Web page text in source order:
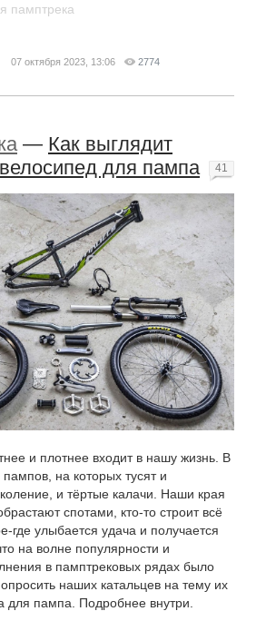
памптрека
07 октября 2023, 13:06 2774
— Как выглядит
для пампа
и плотнее входит в нашу жизнь. В
на которых тусят и
и тёртые калачи. Наши края
спотами, кто-то строит всё
где улыбается удача и получается
на волне популярности и
в памптрековых рядах было
наших катальцев на тему их
для пампа. Подробнее внутри.
41